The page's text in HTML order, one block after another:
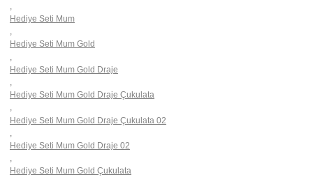
,
Hediye Seti Mum
,
Hediye Seti Mum Gold
Hediye Seti Mum Gold Draje
,
Hediye Seti Mum Gold Draje Çukulata
,
Hediye Seti Mum Gold Draje Çukulata 02
Hediye Seti Mum Gold Draje 02
,
Hediye Seti Mum Gold Çukulata